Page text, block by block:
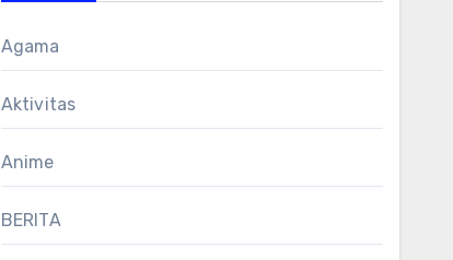
Agama
Aktivitas
Anime
BERITA